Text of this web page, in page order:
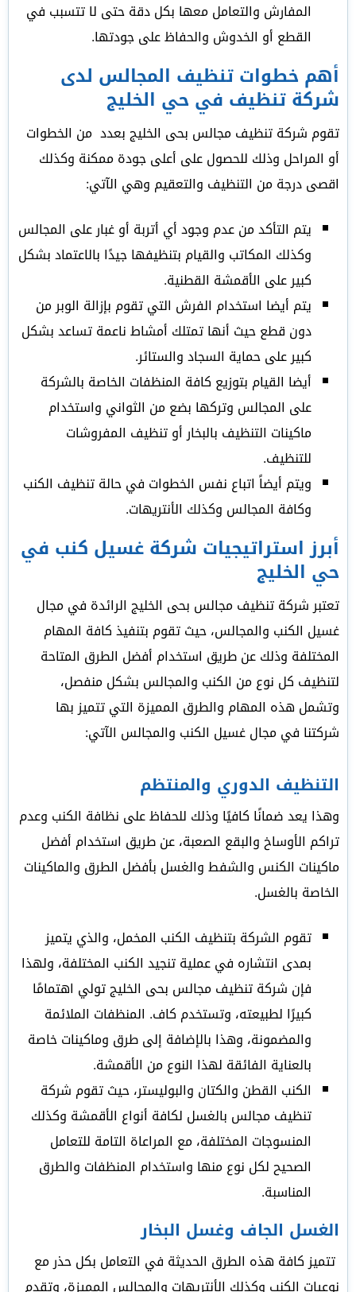
المفارش والتعامل معها بكل دقة حتى لا تتسبب في
القطع أو الخدوش والحفاظ على جودتها.
أهم خطوات تنظيف المجالس لدى
شركة تنظيف في حي الخليج
تقوم شركة تنظيف مجالس بحى الخليج بعدد من الخطوات
أو المراحل وذلك للحصول على أعلى جودة ممكنة وكذلك
اقصى درجة من التنظيف والتعقيم وهي الآتي:
يتم التأكد من عدم وجود أي أتربة أو غبار على المجالس
وكذلك المكاتب والقيام بتنظيفها جيدًا بالاعتماد بشكل
كبير على الأقمشة القطنية.
يتم أيضا استخدام الفرش التي تقوم بإزالة الوبر من
دون قطع حيث أنها تمتلك أمشاط ناعمة تساعد بشكل
كبير على حماية السجاد والستائر.
أيضا القيام بتوزيع كافة المنظفات الخاصة بالشركة
على المجالس وتركها بضع من الثواني واستخدام
ماكينات التنظيف بالبخار أو تنظيف المفروشات
للتنظيف.
ويتم أيضاً اتباع نفس الخطوات في حالة تنظيف الكنب
وكافة المجالس وكذلك الأنتريهات.
أبرز استراتيجيات شركة غسيل كنب في
حي الخليج
تعتبر شركة تنظيف مجالس بحى الخليج الرائدة في مجال
غسيل الكنب والمجالس، حيث تقوم بتنفيذ كافة المهام
المختلفة وذلك عن طريق استخدام أفضل الطرق المتاحة
لتنظيف كل نوع من الكنب والمجالس بشكل منفصل،
وتشمل هذه المهام والطرق المميزة التي تتميز بها
شركتنا في مجال غسيل الكنب والمجالس الآتي:
التنظيف الدوري والمنتظم
وهذا يعد ضمانًا كافيًا وذلك للحفاظ على نظافة الكنب وعدم
تراكم الأوساخ والبقع الصعبة، عن طريق استخدام أفضل
ماكينات الكنس والشفط والغسل بأفضل الطرق والماكينات
الخاصة بالغسل.
تقوم الشركة بتنظيف الكنب المخمل، والذي يتميز
بمدى انتشاره في عملية تنجيد الكنب المختلفة، ولهذا
فإن شركة تنظيف مجالس بحى الخليج تولي اهتمامًا
كبيرًا لطبيعته، وتستخدم كاف. المنظفات الملائمة
والمضمونة، وهذا بالإضافة إلى طرق وماكينات خاصة
بالعناية الفائقة لهذا النوع من الأقمشة.
الكنب القطن والكتان والبوليستر، حيث تقوم شركة
تنظيف مجالس بالغسل لكافة أنواع الأقمشة وكذلك
المنسوجات المختلفة، مع المراعاة التامة للتعامل
الصحيح لكل نوع منها واستخدام المنظفات والطرق
المناسبة.
الغسل الجاف وغسل البخار
تتميز كافة هذه الطرق الحديثة في التعامل بكل حذر مع
نوعيات الكنب وكذلك الأنتريهات والمجالس المميزة، وتقدم